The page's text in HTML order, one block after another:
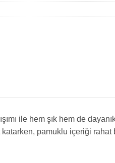
ile hem şık hem de
pamuklu içeriği rahat